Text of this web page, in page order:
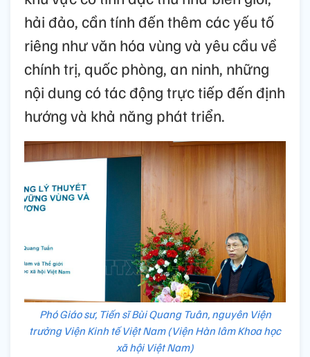
hải đảo, cần tính đến thêm các yếu tố
riêng như văn hóa vùng và yêu cầu về
chính trị, quốc phòng, an ninh, những
nội dung có tác động trực tiếp đến định
hướng và khả năng phát triển.
Phó Giáo sư, Tiến sĩ Bùi Quang Tuân, nguyên Viện
trưởng Viện Kinh tế Việt Nam (Viện Hàn lâm Khoa học
xã hội Việt Nam)